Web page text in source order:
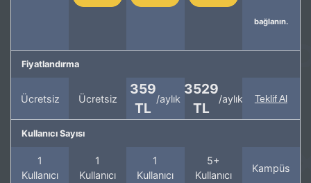
bağlanın.
Fiyatlandırma
Ücretsiz Ücretsiz
359
TL
/aylık
3529
TL
/aylık Teklif Al
Kullanıcı Sayısı
1
Kullanıcı
1
Kullanıcı
1
Kullanıcı
5+
Kullanıcı
Kampüs